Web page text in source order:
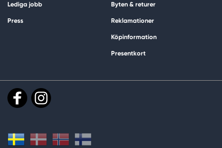
Lediga jobb
Press
Byten & returer
Reklamationer
Köpinformation
Presentkort